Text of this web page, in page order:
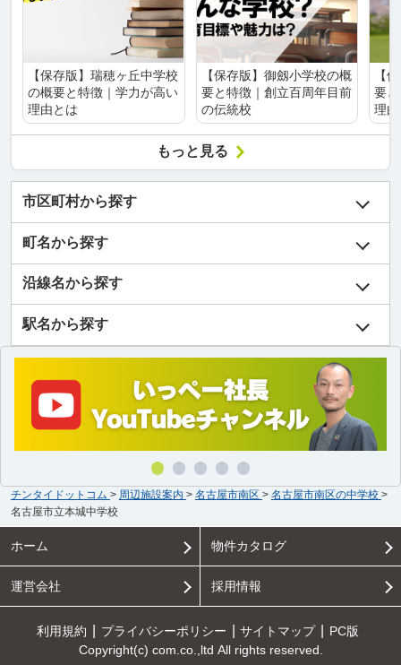
【保存版】瑞穂ヶ丘中学校
の概要と特徴｜学力が高い
理由とは
【保存版】御劔小学校の概
要と特徴｜創立百周年目前
の伝統校
【
要
理
もっと見る
市区町村から探す
町名から探す
沿線名から探す
駅名から探す
チンタイドットコム > 周辺施設案内 > 名古屋市南区 > 名古屋市南区の中学校 >
名古屋市立本城中学校
ホーム 物件カタログ
運営会社 採用情報
利用規約 プライバシーポリシー サイトマップ
PC版
Copyright(c) com.co.,ltd All rights reserved.